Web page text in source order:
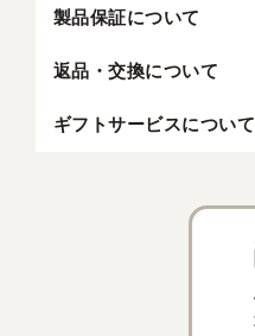
製品保証について
返品・交換について
ギフトサービスについて